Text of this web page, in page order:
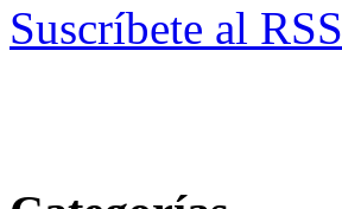
Suscríbete al RSS